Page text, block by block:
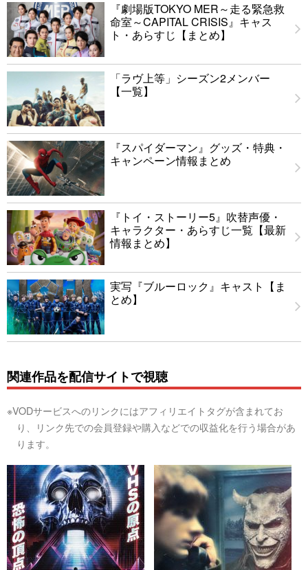
『劇場版TOKYO MER～走る緊急救
命室～CAPITAL CRISIS』キャス
ト・あらすじ【まとめ】
「ラヴ上等」シーズン2メンバー
【一覧】
『スパイダーマン』グッズ・特典・
キャンペーン情報まとめ
『トイ・ストーリー5』吹替声優・
キャラクター・あらすじ一覧【最新
情報まとめ】
実写『ブルーロック』キャスト【ま
とめ】
関連作品を配信サイトで視聴
※VODサービスへのリンクにはアフィリエイトタグが含まれてお
り、リンク先での会員登録や購入などでの収益化を行う場合があ
ります。